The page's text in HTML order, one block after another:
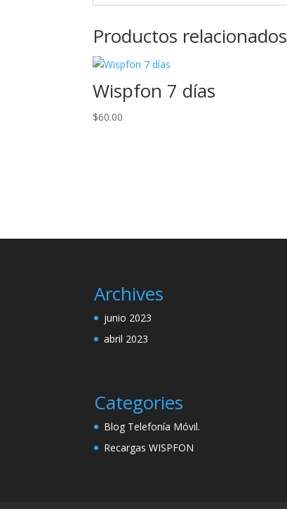
Productos relacionados
Wispfon 7 días
$60.00
Archives
junio 2023
abril 2023
Categories
Blog Telefonía Móvil.
Recargas WISPFON